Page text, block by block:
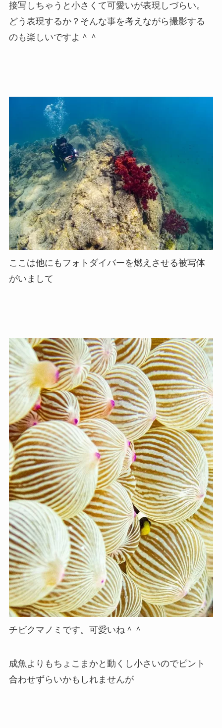
接写しちゃうと小さくて可愛いが表現しづらい。
どう表現するか？そんな事を考えながら撮影する
のも楽しいですよ＾＾
ここは他にもフォトダイバーを燃えさせる被写体
がいまして
チビクマノミです。可愛いね＾＾
成魚よりもちょこまかと動くし小さいのでピント
合わせずらいかもしれませんが